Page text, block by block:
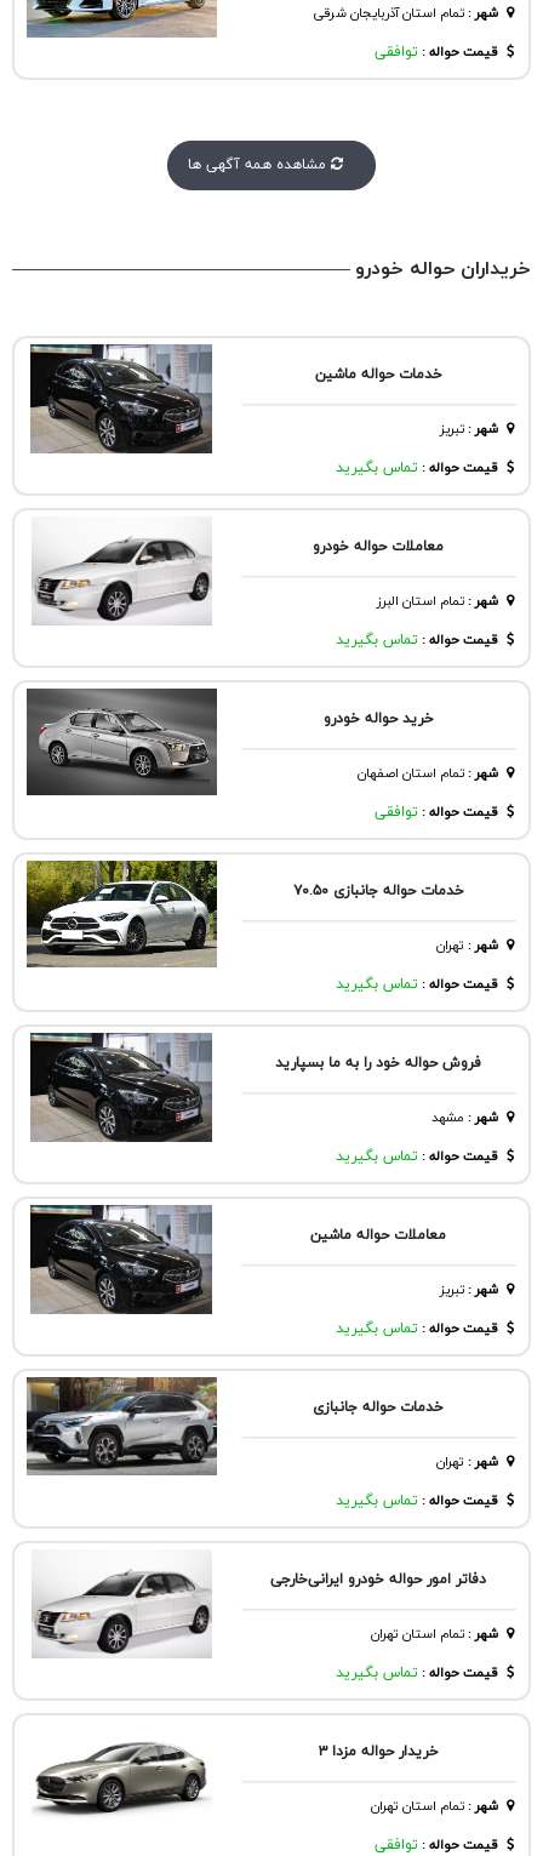
شهر:تمام استان آذربایجان شرقی
قیمت حواله : توافقی
مشاهده همه آگهی ها
خریداران حواله خودرو
خدمات حواله ماشین
شهر:تبريز
قیمت حواله : تماس بگیرید
معاملات حواله خودرو
شهر:تمام استان البرز
قیمت حواله : تماس بگیرید
خرید حواله خودرو
شهر:تمام استان اصفهان
قیمت حواله : توافقی
خدمات حواله جانبازی ۷۰.۵۰
شهر: تهران
قیمت حواله : تماس بگیرید
فروش حواله خود را به ما بسپارید
شهر: مشهد
قیمت حواله : تماس بگیرید
معاملات حواله ماشین
شهر:تبريز
قیمت حواله : تماس بگیرید
خدمات حواله جانبازی
شهر: تهران
قیمت حواله : تماس بگیرید
د‌فاتر امور حواله خودرو ایرانی‌خارجی
شهر:تمام استان تهران
قیمت حواله : تماس بگیرید
خریدار حواله مزدا ۳
شهر:تمام استان تهران
قیمت حواله : توافقی